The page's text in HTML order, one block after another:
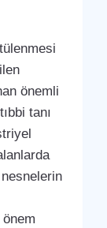
önemli
tanı